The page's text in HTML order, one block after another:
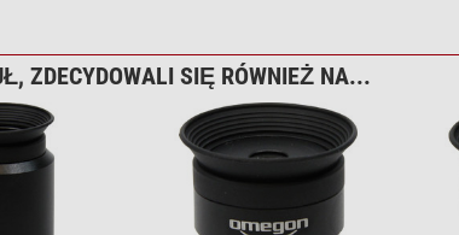
ZDECYDOWALI SIĘ RÓWNIEŻ NA...